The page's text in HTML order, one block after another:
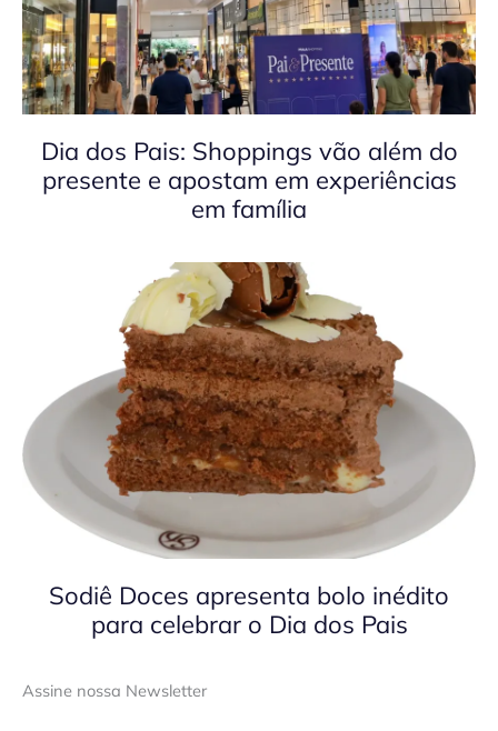
Dia dos Pais: Shoppings vão além do
presente e apostam em experiências
em família
Sodiê Doces apresenta bolo inédito
para celebrar o Dia dos Pais
Assine nossa Newsletter